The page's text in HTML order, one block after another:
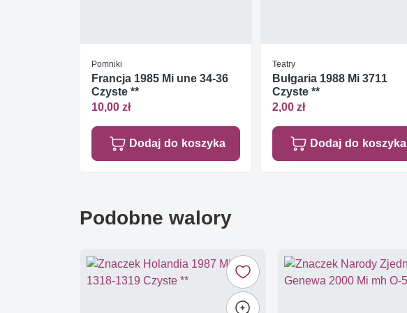
Pomniki
Francja 1985 Mi une 34-36
Czyste **
10,00 zł
Dodaj do koszyka
Teatry
Bułgaria 1988 Mi 3711
Czyste **
2,00 zł
Dodaj do koszyka
Podobne walory